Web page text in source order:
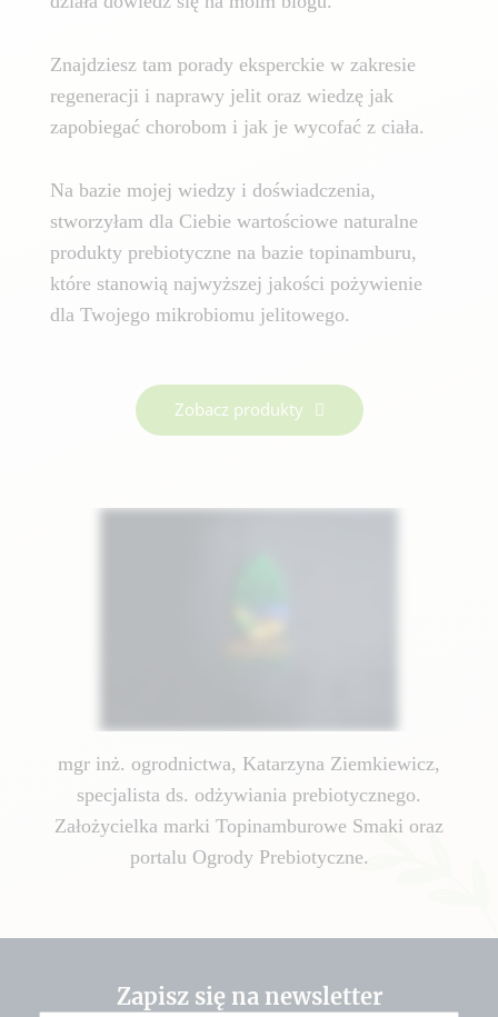
mgr inż. ogrodnictwa, Katarzyna Ziemkiewicz,
specjalista ds. odżywiania prebiotycznego.
Założycielka marki Topinamburowe Smaki oraz
portalu Ogrody Prebiotyczne.
Znajdziesz tam porady eksperckie w zakresie
regeneracji i naprawy jelit oraz wiedzę jak
zapobiegać chorobom i jak je wycofać z ciała.
Na bazie mojej wiedzy i doświadczenia,
stworzyłam dla Ciebie wartościowe naturalne
produkty prebiotyczne na bazie topinamburu,
które stanowią najwyższej jakości pożywienie
dla Twojego mikrobiomu jelitowego.
Zobacz produkty
Zapisz się na newsletter